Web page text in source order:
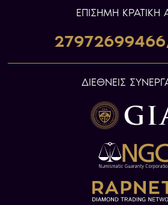
ΕΠIΣΗΜΗ ΚΡΑΤΙΚΗ
ΔΙΕΘΝΕΙΣ